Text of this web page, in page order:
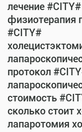
лечение #CITY#
физиотерапия
#CITY#
протокол
стоимость
сколько стоит
лапаротомия